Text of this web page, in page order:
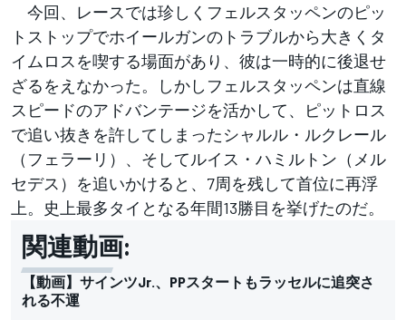
今回、レースでは珍しくフェルスタッペンのピッ
トストップでホイールガンのトラブルから大きくタ
イムロスを喫する場面があり、彼は一時的に後退せ
ざるをえなかった。しかしフェルスタッペンは直線
スピードのアドバンテージを活かして、ピットロス
で追い抜きを許してしまったシャルル・ルクレール
（フェラーリ）、そしてルイス・ハミルトン（メル
セデス）を追いかけると、7周を残して首位に再浮
上。史上最多タイとなる年間13勝目を挙げたのだ。
関連動画:
【動画】サインツJr.、PPスタートもラッセルに追突さ
れる不運